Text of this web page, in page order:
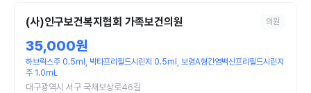
(사)인구보건복지협회 가족보건의원 의원
35,000원
하브릭스주 0.5ml, 박타프리필드시린지 0.5ml, 보령A형간염백신프리필드시린지
주 1.0mL
대구광역시 서구 국채보상로46길